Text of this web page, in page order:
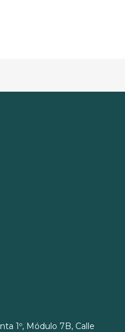
1º, Módulo 7B, Calle